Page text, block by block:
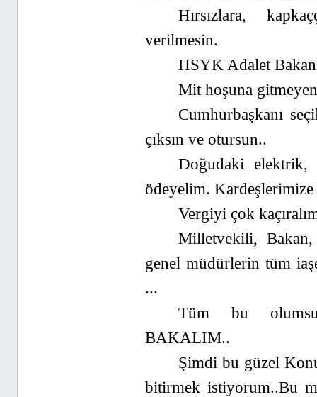
Hırsızlara,
verilmesin.
HSYK Adalet
Mit hoşuna
Cumhurbaşkanı
çıksın ve otursun..
Doğudaki elektrik,
ödeyelim. Kardeşlerimize
Vergiyi çok
Milletvekili,
genel müdürlerin tüm
...
Tüm bu
BAKALIM..
Şimdi bu güzel
bitirmek istiyorum..Bu